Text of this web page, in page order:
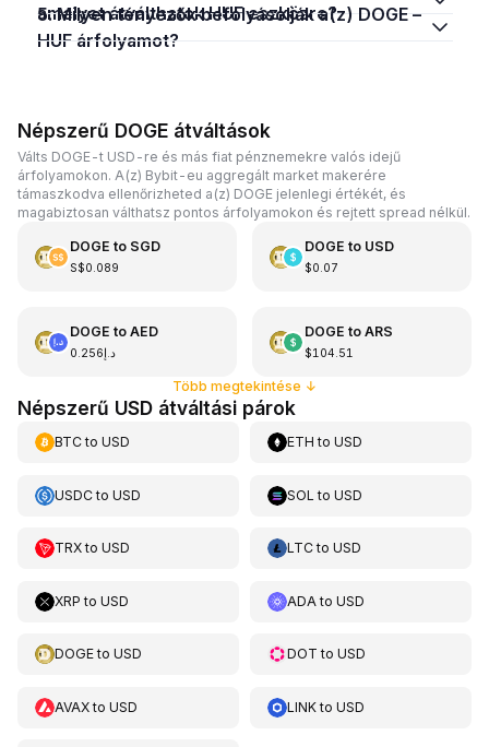
amelyet átválthatok HUF eszközre?
5. Milyen tényezők befolyásolják a(z) DOGE –
HUF árfolyamot?
Népszerű DOGE átváltások
Válts DOGE-t USD-re és más fiat pénznemekre valós idejű
árfolyamokon. A(z) Bybit-eu aggregált market makerére
támaszkodva ellenőrizheted a(z) DOGE jelenlegi értékét, és
magabiztosan válthatsz pontos árfolyamokon és rejtett spread nélkül.
DOGE to SGD
S$0.089
DOGE to USD
$0.07
DOGE to AED
د.إ0.256
DOGE to ARS
$104.51
Több megtekintése ↓
Népszerű USD átváltási párok
BTCto USD ETH toUSD
USDCto USD SOL toUSD
TRXto USD LTCtoUSD
XRP to USD ADA toUSD
DOGEto USD DOT toUSD
AVAXto USD LINKtoUSD